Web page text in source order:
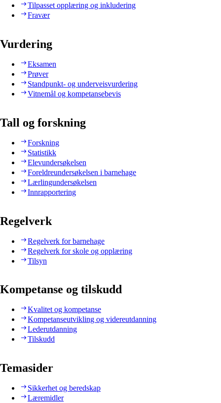
Tilpasset opplæring og inkludering
Fravær
Vurdering
Eksamen
Prøver
Standpunkt- og underveisvurdering
Vitnemål og kompetansebevis
Tall og forskning
Forskning
Statistikk
Elevundersøkelsen
Foreldreundersøkelsen i barnehage
Lærlingundersøkelsen
Innrapportering
Regelverk
Regelverk for barnehage
Regelverk for skole og opplæring
Tilsyn
Kompetanse og tilskudd
Kvalitet og kompetanse
Kompetanseutvikling og videreutdanning
Lederutdanning
Tilskudd
Temasider
Sikkerhet og beredskap
Læremidler